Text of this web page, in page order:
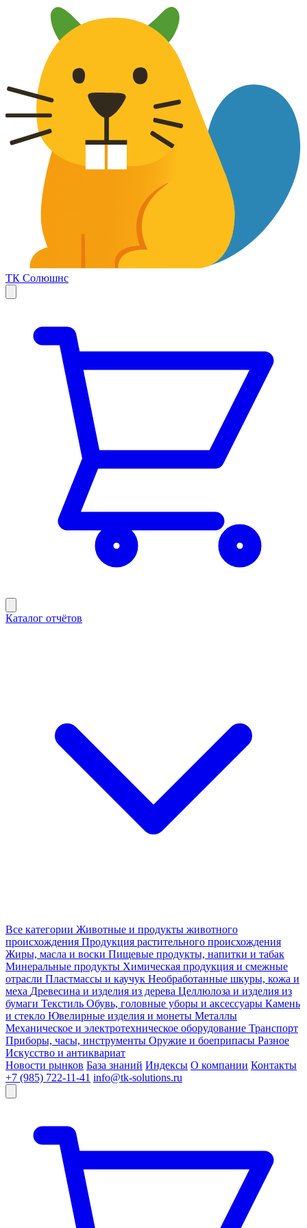
ТК Солюшнс
Каталог отчётов
Все категории Животные и продукты животного
происхождения Продукция растительного происхождения
Жиры, масла и воски Пищевые продукты, напитки и табак
Минеральные продукты Химическая продукция и смежные
отрасли Пластмассы и каучук Необработанные шкуры, кожа и
меха Древесина и изделия из дерева Целлюлоза и изделия из
бумаги Текстиль Обувь, головные уборы и аксессуары Камень
и стекло Ювелирные изделия и монеты Металлы
Механическое и электротехническое оборудование Транспорт
Приборы, часы, инструменты Оружие и боеприпасы Разное
Искусство и антиквариат
Новости рынков База знаний Индексы О компании Контакты
+7 (985) 722-11-41 info@tk-solutions.ru